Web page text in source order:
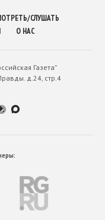
СЛУШАТЬ
О НАС
Газета”
д.24, стр.4